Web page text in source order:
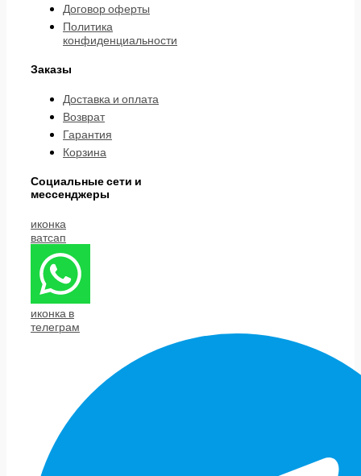
Договор оферты
Политика
конфиденциальности
Заказы
Доставка и оплата
Возврат
Гарантия
Корзина
Социальные сети и
мессенджеры
иконка
ватсап
иконка в
телеграм